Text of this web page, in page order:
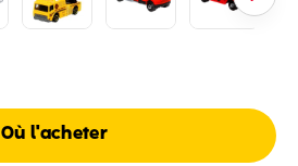
Où l'acheter